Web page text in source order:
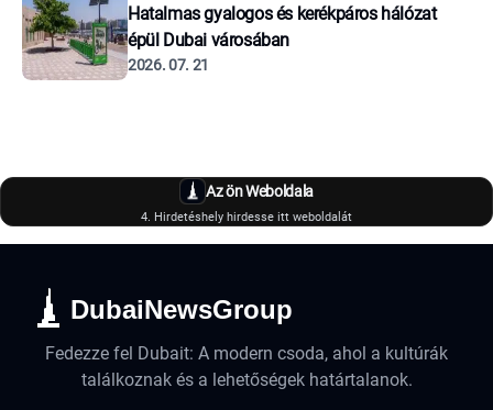
Hatalmas gyalogos és kerékpáros hálózat
épül Dubai városában
2026. 07. 21
Az ön Weboldala
4. Hirdetéshely hirdesse itt weboldalát
DubaiNewsGroup
Fedezze fel Dubait: A modern csoda, ahol a kultúrák
találkoznak és a lehetőségek határtalanok.